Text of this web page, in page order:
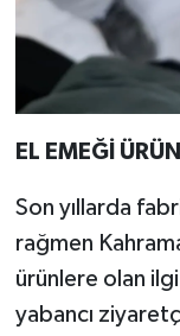
EL EMEĞİ
Son yıllarda
rağmen
ürünlere olan
yabancı